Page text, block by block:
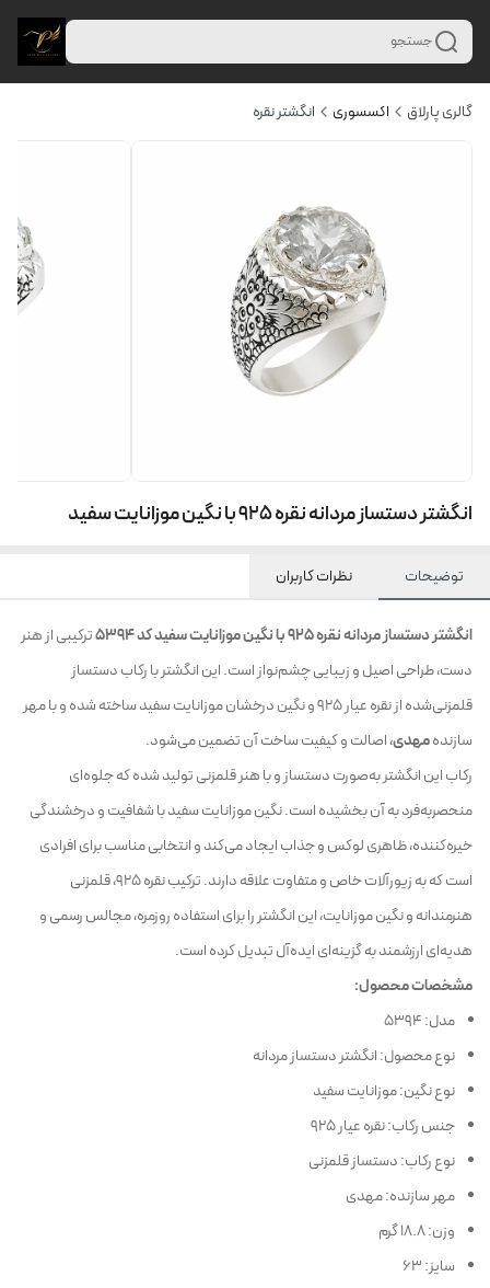
جستجو
گالری پارلاق اکسسوری انگشتر نقره
انگشتر دستساز مردانه نقره 925 با نگین موزانایت سفید
توضیحات نظرات کاربران
انگشتر دستساز مردانه نقره 925 با نگین موزانایت سفید کد 5394
ترکیبی از هنر
دست، طراحی اصیل و زیبایی چشم‌نواز است. این انگشتر با رکاب دستساز
قلمزنی‌شده از نقره عیار 925 و نگین درخشان موزانایت سفید ساخته شده و با مهر
سازندهمهدی، اصالت و کیفیت ساخت آن تضمین می‌شود.
رکاب این انگشتر به‌صورت دستساز و با هنر قلمزنی تولید شده که جلوه‌ای
منحصربه‌فرد به آن بخشیده است. نگین موزانایت سفید با شفافیت و درخشندگی
خیره‌کننده، ظاهری لوکس و جذاب ایجاد می‌کند و انتخابی مناسب برای افرادی
است که به زیورآلات خاص و متفاوت علاقه دارند. ترکیب نقره 925، قلمزنی
هنرمندانه و نگین موزانایت، این انگشتر را برای استفاده روزمره، مجالس رسمی و
هدیه‌ای ارزشمند به گزینه‌ای ایده‌آل تبدیل کرده است.
مشخصات محصول:
مدل: 5394
نوع محصول: انگشتر دستساز مردانه
نوع نگین: موزانایت سفید
جنس رکاب: نقره عیار 925
نوع رکاب: دستساز قلمزنی
مهر سازنده: مهدی
وزن: 18.8 گرم
سایز: 63